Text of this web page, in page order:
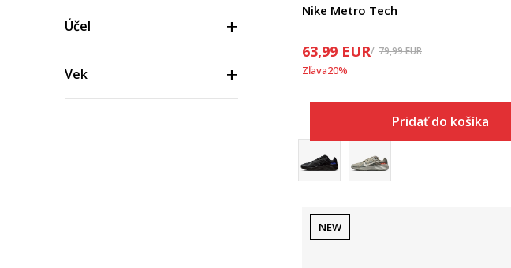
Účel
Vek
Nike Metro Tech
63,99 EUR 79,99EUR
Zľava20%
Pridať do košíka
NEW